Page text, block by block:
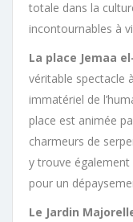
totale dans la
incontournables à
La place Jemaa
véritable spectacle
immatériel de
place est animée
charmeurs de
y trouve
pour un
Le Jardin